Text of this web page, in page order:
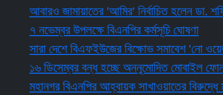
আবারও জামায়াতের 'আমির' নির্বাচিত হলেন ডা. শফিকুর
৭ নভেম্বর উপলক্ষে বিএনপির কর্মসূচি ঘোষণা
সারা দেশে বিএফইউজের বিক্ষোভ সমাবেশ 'নো ওয়েজ
১৬ ডিসেম্বর বন্ধ হচ্ছে অননুমোদিত মোবাইল ফোন
মহানগর বিএনপির আহ্বায়ক সাখাওয়াতের বিরুদ্ধে